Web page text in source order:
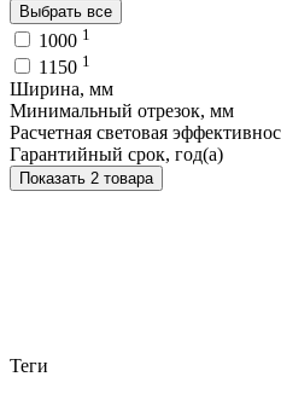
Выбрать все
1000 1
1150 1
Ширина, мм
Минимальный отрезок, мм
Расчетная световая
Гарантийный срок, год(а)
Показать 2 товара
Теги